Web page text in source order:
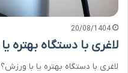
20/08/1404
لاغری با دستگاه بهتره
لاغری با دستگاه بهتره یا با